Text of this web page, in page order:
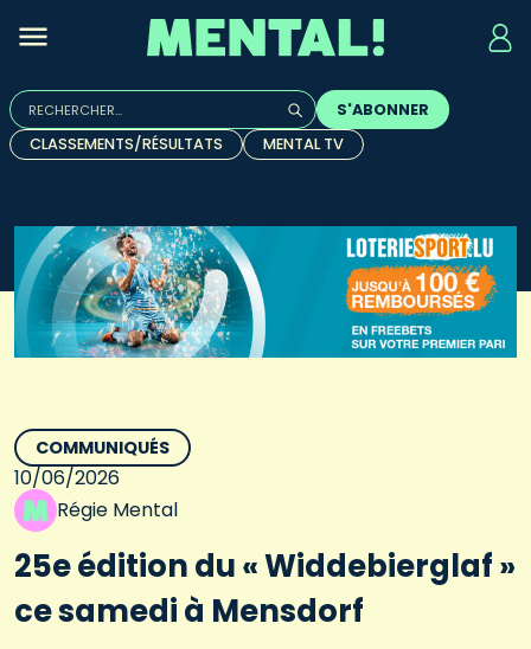
Rechercher :
Quand les résultats de l'auto-complétion sont
S'ABONNER
CLASSEMENTS/RÉSULTATS
MENTAL TV
COMMUNIQUÉS
10/06/2026
Régie Mental
25e édition du « Widdebierglaf »
ce samedi à Mensdorf